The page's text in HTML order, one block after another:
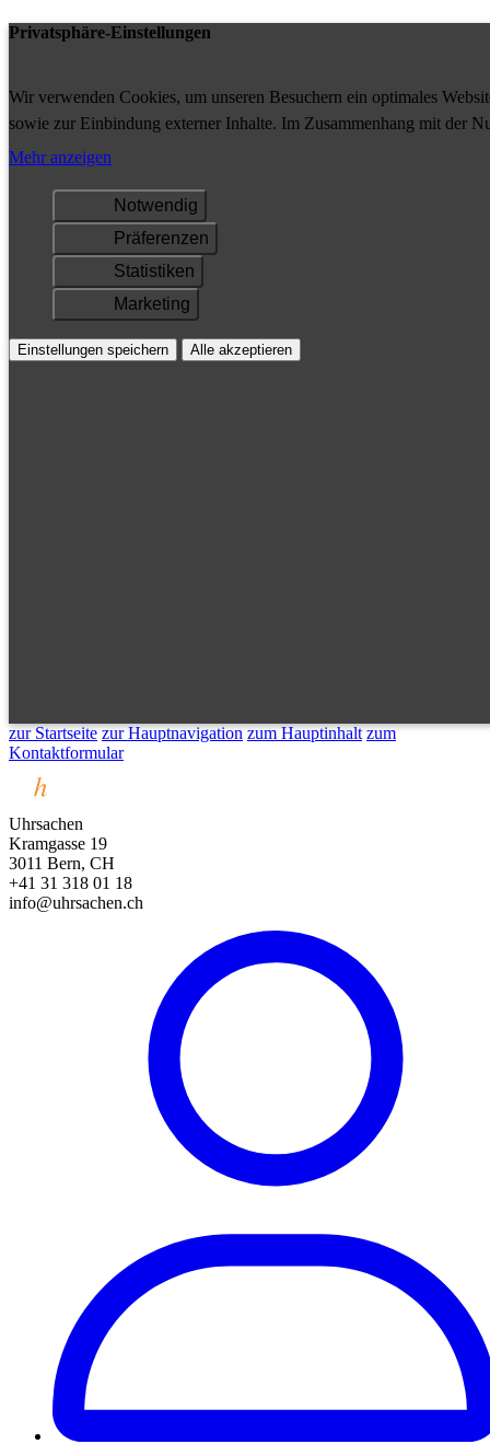
Privatsphäre-Einstellungen
Wir verwenden Cookies, um unseren Besuchern ein optimales
sowie zur Einbindung externer Inhalte. Im Zusammenhang mit der
Ihrem Gerät gespeichert und/oder abgerufen.
Mehr anzeigen
Notwendig
Präferenzen
Statistiken
Marketing
Einstellungen speichern Alle akzeptieren
zur Startseite zur Hauptnavigation zum Hauptinhalt zum
Kontaktformular
Uhrsachen
Kramgasse 19
3011 Bern, CH
+41 31 318 01 18
info@uhrsachen.ch